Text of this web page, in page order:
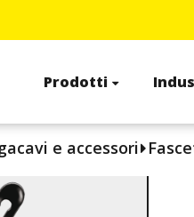
Prodotti
e accessori